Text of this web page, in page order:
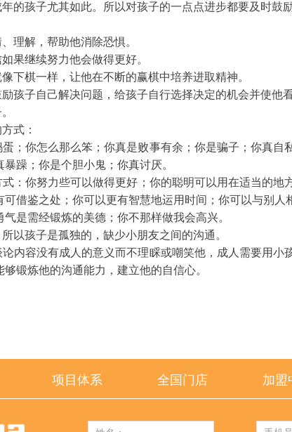
的孩子尤其如此。所以对孩子的一点点进步都要及时鼓励
理解，帮助他消除恐惧。
果继续努力他会做得更好。
下棋一样，让他在不断的赢棋中培养进取精神。
孩子自己解决问题，给孩子自行选择决定的机会并使他
式：
；你怎么那么笨；你真是败事有余；你是骗子；你真
躁；你是个胆小鬼；你真讨厌。
： 你努力些可以做得更好；你的聪明可以用在适当的
借鉴之处；你可以更有智慧地运用时间；你可以与别
是需经锻炼的美德；你不那样做我会高兴。
以孩子是孤独的，缺少小朋友之间的沟通。
内容没有成人的意义而不理睬或嘲笑他，成人需要用
锻炼他的沟通能力，建立他的自信心。
项目体系 全国门店 加盟